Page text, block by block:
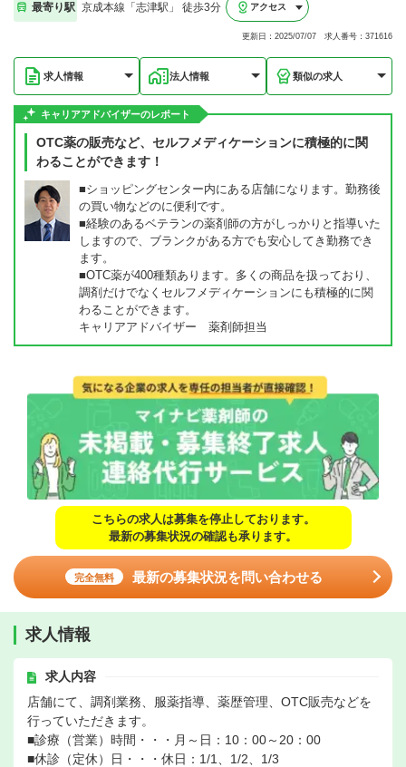
最寄り駅 京成本線「志津駅」 徒歩3分 アクセス
更新日：2025/07/07 求人番号：371616
求人情報 法人情報 類似の求人
キャリアアドバイザーのレポート
OTC薬の販売など、セルフメディケーションに積極的に関
わることができます！
■ショッピングセンター内にある店舗になります。勤務後
の買い物などのに便利です。
■経験のあるベテランの薬剤師の方がしっかりと指導いた
しますので、ブランクがある方でも安心してき勤務でき
ます。
■OTC薬が400種類あります。多くの商品を扱っており、
調剤だけでなくセルフメディケーションにも積極的に関
わることができます。
キャリアアドバイザー 薬剤師担当
こちらの求人は募集を停止しております。
最新の募集状況の確認も承ります。
完全無料 最新の募集状況を問い合わせる
求人情報
求人内容
店舗にて、調剤業務、服薬指導、薬歴管理、OTC販売などを
行っていただきます。
■診療（営業）時間・・・月～日：10：00～20：00
■休診（定休）日・・・休日：1/1、1/2、1/3